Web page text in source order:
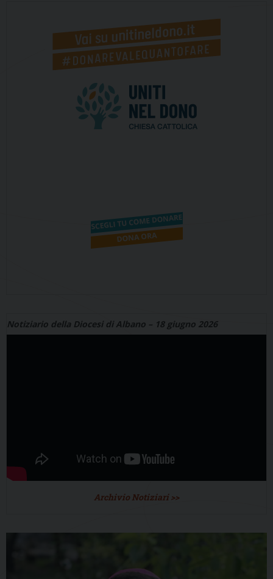
Notiziario della Diocesi di Albano – 18 giugno 2026
Archivio Notiziari >>